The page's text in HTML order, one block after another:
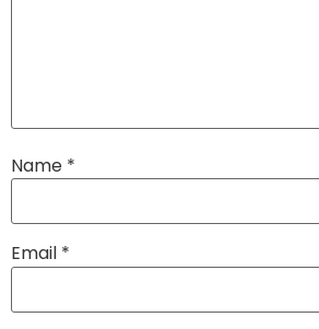
Name *
Email *